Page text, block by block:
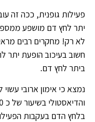
פעילות גופנית, ככה זה
יתר לחץ דם מושפע
לא רק! מחקרים רבים
חשוב בעיכוב הופעת יתר
ביתר לחץ דם.
נמצא כי אימון ארובי
בלחץ הדם בעקבות